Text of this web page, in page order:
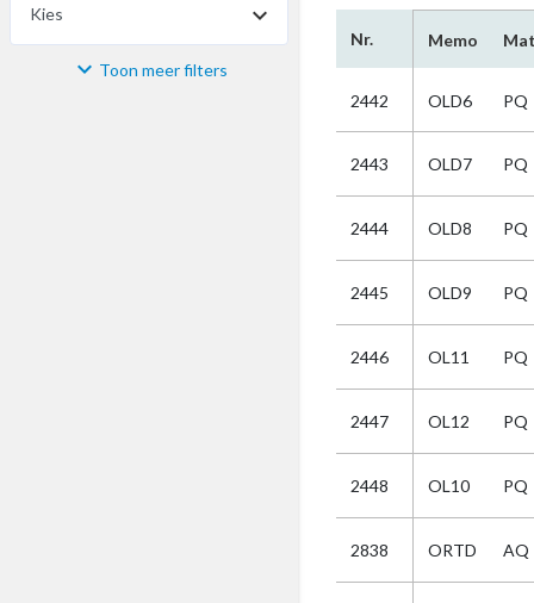
Kies
Materiaal Toon meer filters
Nr. Memo
2442 OLD6 PQ
2443 OLD7 PQ
2444 OLD8 PQ
2445 OLD9 PQ
2446 OL11 PQ
2447 OL12 PQ
2448 OL10 PQ
2838 ORTD AQ